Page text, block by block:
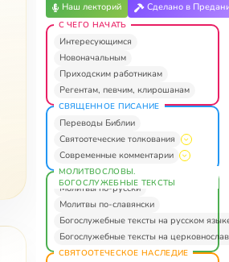
Наш лекторий Сделано в
С ЧЕГО НАЧАТЬ
Интересующимся
Новоначальным
Приходским работникам
Регентам, певчим, клирошанам
СВЯЩЕННОЕ ПИСАНИЕ
Переводы Библии
Святоотеческие толкования
Современные комментарии
МОЛИТВОСЛОВЫ.
БОГОСЛУЖЕБНЫЕ ТЕКСТЫ
Молитвы по-русски
Молитвы по-славянски
Богослужебные тексты на русском
Богослужебные тексты на
СВЯТООТЕЧЕСКОЕ НАСЛЕДИЕ